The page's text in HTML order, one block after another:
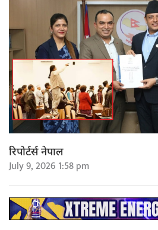
रिपोर्टर्स नेपाल
July 9, 2026 1:58 pm